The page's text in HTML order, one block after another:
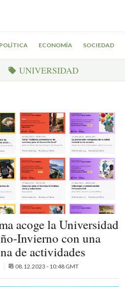
POLÍTICA ECONOMÍA SOCIEDAD
UNIVERSIDAD
acoge la Universidad
Invierno con una
de actividades
08.12.2023 - 10:48 GMT